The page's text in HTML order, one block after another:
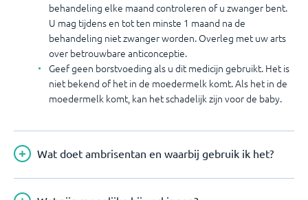
behandeling elke maand controleren of u zwanger bent.
U mag tijdens en tot ten minste 1 maand na de
behandeling niet zwanger worden. Overleg met uw arts
over betrouwbare anticonceptie.
Geef geen borstvoeding als u dit medicijn gebruikt. Het is
niet bekend of het in de moedermelk komt. Als het in de
moedermelk komt, kan het schadelijk zijn voor de baby.
Wat doet ambrisentan en waarbij gebruik ik het?